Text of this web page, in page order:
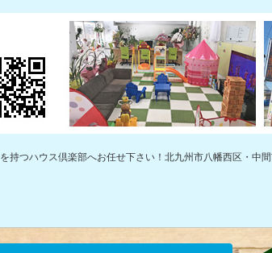
つハウス倶楽部へお任せ下さい！北九州市八幡西区・中